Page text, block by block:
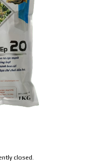
closed.